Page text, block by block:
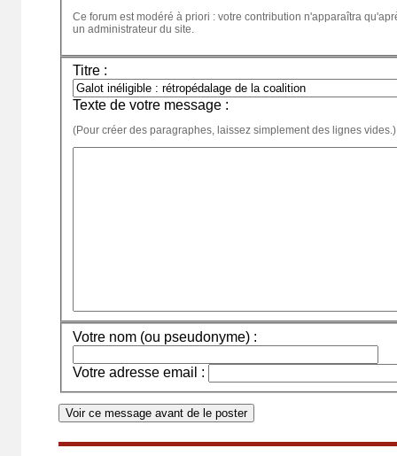
Ce forum est modéré à priori : votre contribution n'apparaîtra
un administrateur du site.
Titre :
Texte de votre message :
(Pour créer des paragraphes, laissez simplement des lignes vides.)
Votre nom (ou pseudonyme) :
Votre adresse email :